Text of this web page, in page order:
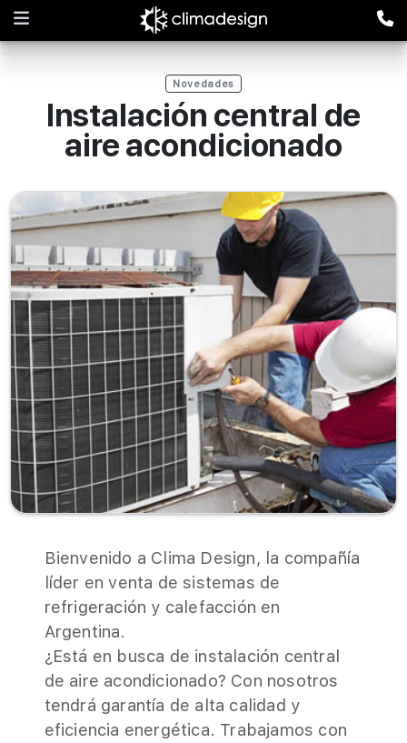
Novedades
​Instalación central de
aire acondicionado
Bienvenido a Clima Design, la compañía
líder en venta de sistemas de
refrigeración y calefacción en
Argentina.
¿Está en busca de instalación central
de aire acondicionado? Con nosotros
tendrá garantía de alta calidad y
eficiencia energética. Trabajamos con